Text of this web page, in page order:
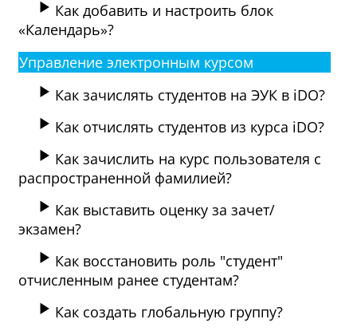
Как добавить и настроить блок
«Календарь»?
Управление электронным курсом
Как зачислять студентов на ЭУК в iDO?
Как отчислять студентов из курса iDO?
Как зачислить на курс пользователя с
распространенной фамилией?
Как выставить оценку за зачет/
экзамен?
Как восстановить роль "студент"
отчисленным ранее студентам?
Как создать глобальную группу?